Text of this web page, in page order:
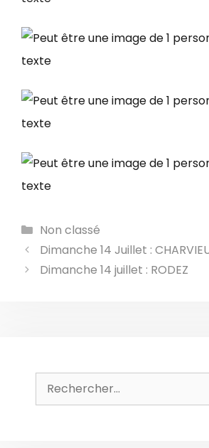
Catégories
Non classé
Dimanche 14 Juillet :
Dimanche 14 juillet : RODEZ
Rechercher :